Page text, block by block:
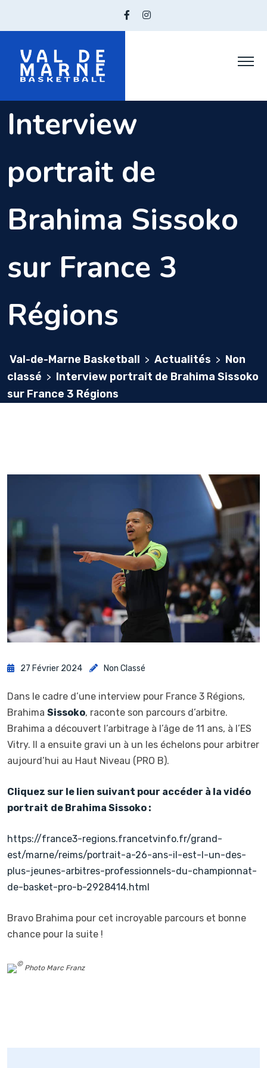
Interview
portrait de
Brahima Sissoko
sur France 3
Régions
Val-de-Marne Basketball > Actualités > Non
classé > Interview portrait de Brahima Sissoko
sur France 3 Régions
27 Février 2024 Non Classé
Dans le cadre d’une interview pour France 3 Régions,
Brahima Sissoko, raconte son parcours d’arbitre.
Brahima a découvert l’arbitrage à l’âge de 11 ans, à l’ES
Vitry. Il a ensuite gravi un à un les échelons pour arbitrer
aujourd’hui au Haut Niveau (PRO B).
Cliquez sur le lien suivant pour accéder à la vidéo
portrait de Brahima Sissoko :
https://france3-regions.francetvinfo.fr/grand-
est/marne/reims/portrait-a-26-ans-il-est-l-un-des-
plus-jeunes-arbitres-professionnels-du-championnat-
de-basket-pro-b-2928414.html
Bravo Brahima pour cet incroyable parcours et bonne
chance pour la suite !
Photo Marc Franz